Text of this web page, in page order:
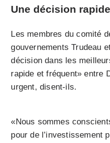
Une décision
Les membres du comité
gouvernements Trudeau
décision dans les
rapide et fréquent» entre
urgent, disent-ils.
«Nous sommes
pour de l’investissement